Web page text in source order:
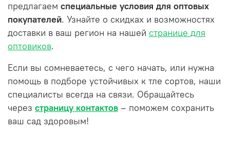
предлагаем специальные условия для оптовых
покупателей. Узнайте о скидках и возможностях
доставки в ваш регион на нашей странице для
оптовиков.
Если вы сомневаетесь, с чего начать, или нужна
помощь в подборе устойчивых к тле сортов, наши
специалисты всегда на связи. Обращайтесь
через страницу контактов – поможем сохранить
ваш сад здоровым!